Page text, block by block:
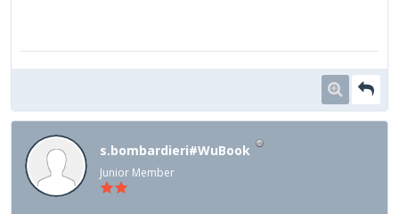
s.bombardieri#WuBook
Junior Member